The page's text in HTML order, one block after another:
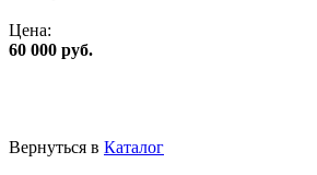
Цена:
60 000 руб.
Вернуться в Каталог